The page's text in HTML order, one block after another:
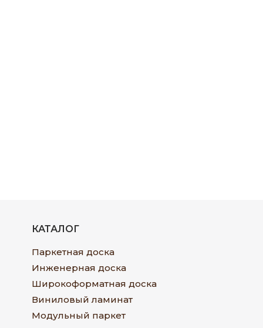
КАТАЛОГ
Паркетная доска
Инженерная доска
Широкоформатная доска
Виниловый ламинат
Модульный паркет